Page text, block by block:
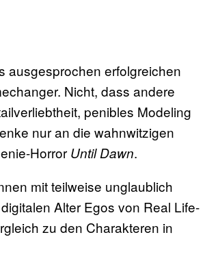
ausgesprochen erfolgreichen
Nicht, dass andere
penibles Modeling
nur an die wahnwitzigen
Horror Until Dawn.
mit teilweise unglaublich
Alter Egos von Real Life-
zu den Charakteren in